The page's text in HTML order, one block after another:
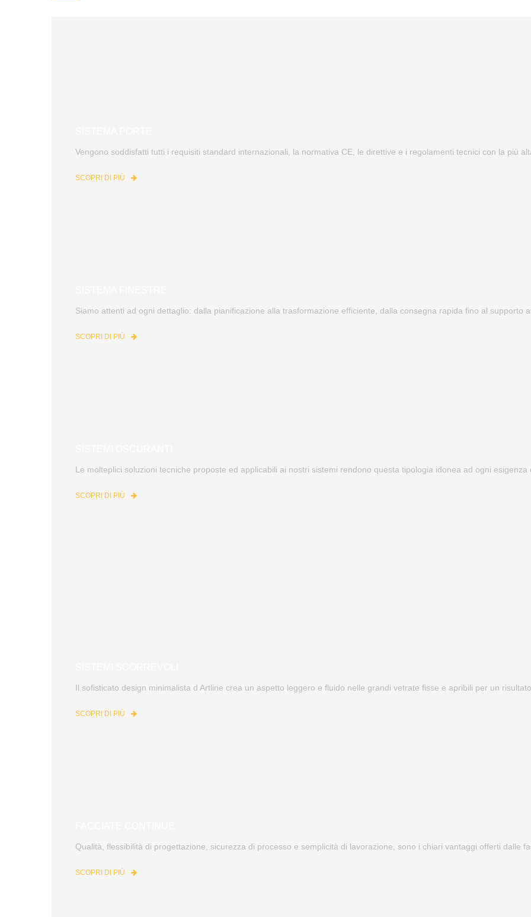
Vengono soddisfatti tutti i requisiti standard internazionali, la normativa CE, le direttive e i regolamenti tecnici con la più
SCOPRI DI PIÙ
Siamo attenti ad ogni dettaglio: dalla pianificazione alla trasformazione efficiente, dalla consegna rapida fino al supporto
SCOPRI DI PIÙ
Le molteplici soluzioni tecniche proposte ed applicabili ai nostri sistemi rendono questa tipologia idonea ad ogni esigenza
SCOPRI DI PIÙ
Il sofisticato design minimalista d Artline crea un aspetto leggero e fluido nelle grandi vetrate fisse e apribili per un
SCOPRI DI PIÙ
Qualità, flessibilità di progettazione, sicurezza di processo e semplicità di lavorazione, sono i chiari vantaggi offerti dalle
SCOPRI DI PIÙ